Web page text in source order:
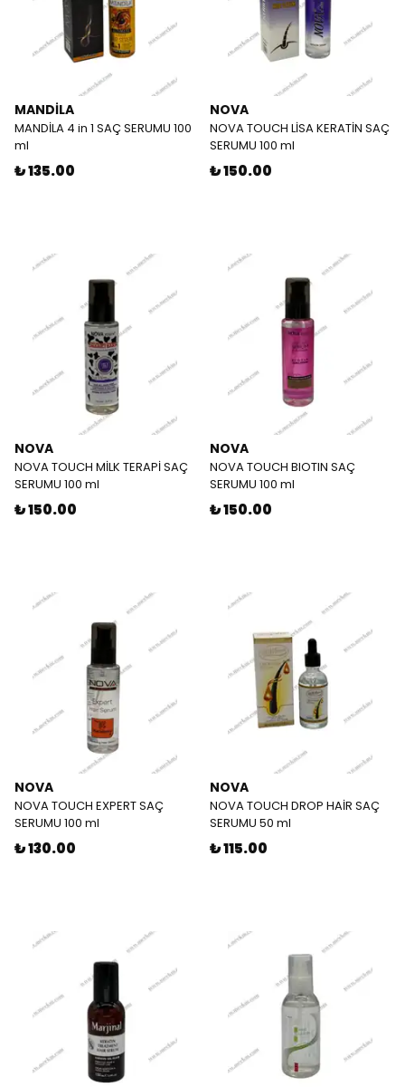
MANDİLA
MANDİLA 4 in 1 SAÇ SERUMU 100
ml
₺ 135.00
NOVA
NOVA TOUCH LİSA KERATİN SAÇ
SERUMU 100 ml
₺ 150.00
NOVA
NOVA TOUCH MİLK TERAPİ SAÇ
SERUMU 100 ml
₺ 150.00
NOVA
NOVA TOUCH BIOTIN SAÇ
SERUMU 100 ml
₺ 150.00
NOVA
NOVA TOUCH EXPERT SAÇ
SERUMU 100 ml
₺ 130.00
NOVA
NOVA TOUCH DROP HAİR SAÇ
SERUMU 50 ml
₺ 115.00